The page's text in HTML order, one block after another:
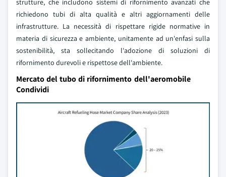
strutture, che includono sistemi di rifornimento avanzati che
richiedono tubi di alta qualità e altri aggiornamenti delle
infrastrutture. La necessità di rispettare rigide normative in
materia di sicurezza e ambiente, unitamente ad un'enfasi sulla
sostenibilità, sta sollecitando l'adozione di soluzioni di
rifornimento durevoli e rispettose dell'ambiente.
Mercato del tubo di rifornimento dell'aeromobile
Condividi